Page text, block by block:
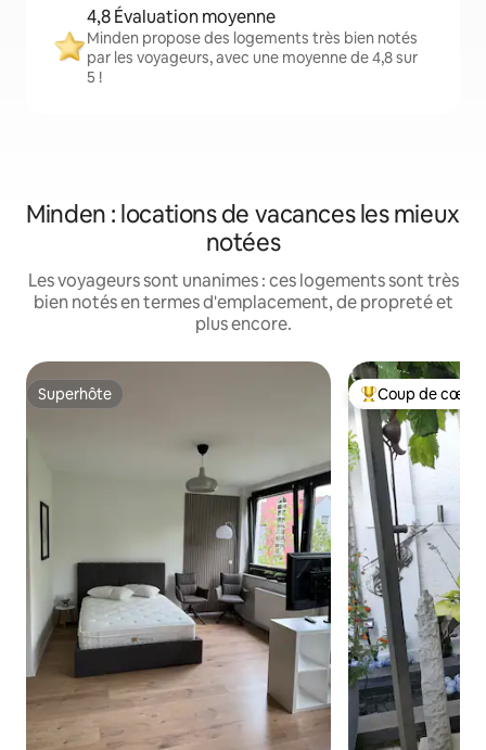
4,8 Évaluation moyenne
Minden propose des logements très bien notés
par les voyageurs, avec une moyenne de 4,8 sur
5 !
Minden : locations de vacances les mieux
notées
Les voyageurs sont unanimes : ces logements sont très
bien notés en termes d'emplacement, de propreté et
plus encore.
Superhôte
Superhôte Coups de cœur
Coup de cœur